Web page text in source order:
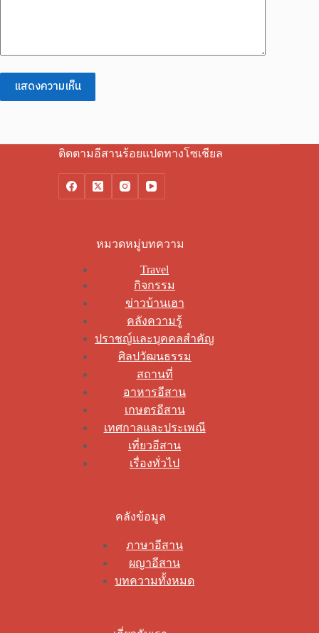
แสดงความเห็น
ติดตามอีสานร้อยแปดทางโซเชียล
หมวดหมู่บทความ
Travel
กิจกรรม
ข่าวบ้านเฮา
คลังความรู้
ปราชญ์และบุคคลสำคัญ
ศิลปวัฒนธรรม
สถานที่
อาหารอีสาน
เกษตรอีสาน
เทศกาลและประเพณี
เที่ยวอีสาน
เรื่องทั่วไป
คลังข้อมูล
ภาษาอีสาน
ผญาอีสาน
บทความทั้งหมด